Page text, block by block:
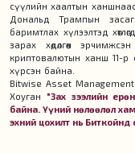
сүүлийн хаалтын
Дональд Трампын засаг
баримтлах хүлээлтэд
зарах хөдөлгөөн
криптовалютын ханш 11-р
хүрсэн байна.
Bitwise Asset Management-
Хоуган "Зах зээлийн
байна. Үүний нөлөөлөл
эхний цохилт нь Биткойнд